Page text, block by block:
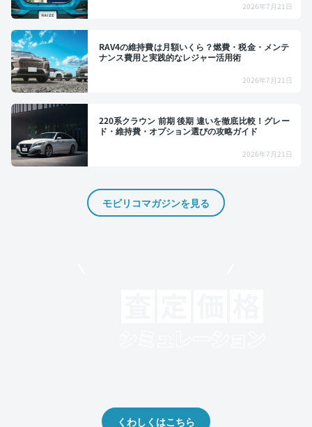
2026年7月21日
RAV4の維持費は月額いくら？燃費・税金・メンテ
ナンス費用と実践的なレジャー活用術
2026年7月21日
220系クラウン 前期 後期 違いを徹底比較！グレー
ド・維持費・オプション選びの攻略ガイド
2026年7月21日
モビリコマガジンを見る
くわしくはこちら